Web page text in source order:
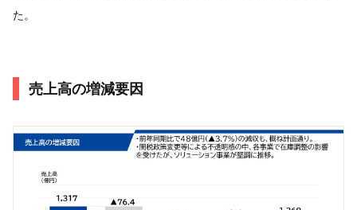
た。
売上高の増減要因